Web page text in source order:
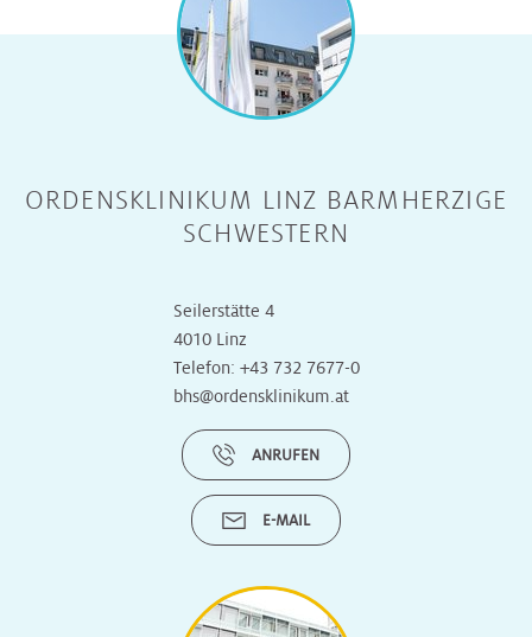
ORDENSKLINIKUM LINZ BARMHERZIGE
SCHWESTERN
Seilerstätte 4
4010 Linz
Telefon: +43 732 7677-0
bhs@ordensklinikum.at
ANRUFEN
E-MAIL